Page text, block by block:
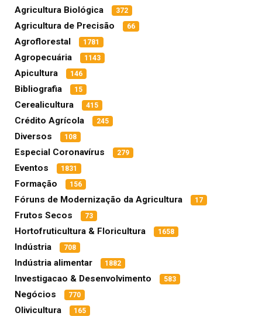
Agricultura Biológica 372
Agricultura de Precisão 66
Agroflorestal 1781
Agropecuária 1143
Apicultura 146
Bibliografia 15
Cerealicultura 415
Crédito Agrícola 245
Diversos 108
Especial Coronavírus 279
Eventos 1831
Formação 156
Fóruns de Modernização da Agricultura 17
Frutos Secos 73
Hortofruticultura & Floricultura 1658
Indústria 708
Indústria alimentar 1882
Investigacao & Desenvolvimento 583
Negócios 770
Olivicultura 165